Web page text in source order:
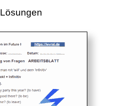
Lösungen